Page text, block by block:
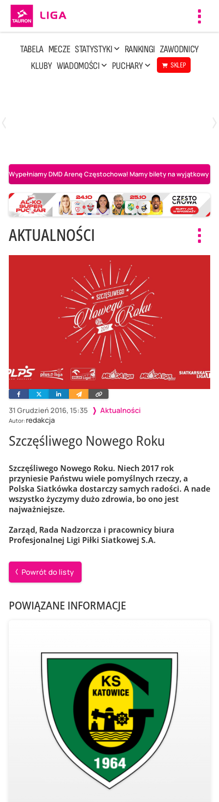
TABELA MECZE STATYSTYKI RANKINGI ZAWODNICY
KLUBY WIADOMOŚCI PUCHARY SKLEP
Wypełniamy DMD Arenę Częstochowa! Mamy bilety na wyjątkowy
AKTUALNOŚCI
31 Grudzień 2016, 15:35 Aktualności
Autor: redakcja
FacebookTwitterLinkedinWyślij
e-
Skopiuj
link
Szczęśliwego Nowego Roku
Szczęśliwego Nowego Roku. Niech 2017 rok
przyniesie Państwu wiele pomyślnych rzeczy, a
Polska Siatkówka dostarczy samych radości. A nade
wszystko życzymy dużo zdrowia, bo ono jest
najważniejsze.
Zarząd, Rada Nadzorcza i pracownicy biura
Profesjonalnej Ligi Piłki Siatkowej S.A.
Powrót do listy
POWIĄZANE INFORMACJE